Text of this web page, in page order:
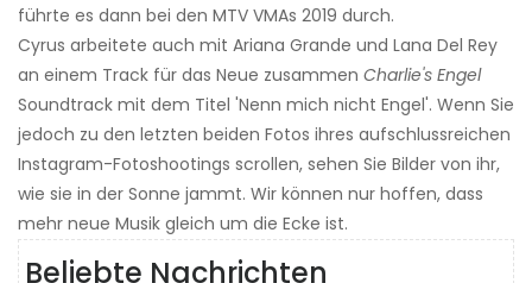
führte es dann bei den MTV VMAs 2019 durch.
Cyrus arbeitete auch mit Ariana Grande und Lana Del Rey
an einem Track für das Neue zusammen Charlie's Engel
Soundtrack mit dem Titel 'Nenn mich nicht Engel'. Wenn Sie
jedoch zu den letzten beiden Fotos ihres aufschlussreichen
Instagram-Fotoshootings scrollen, sehen Sie Bilder von ihr,
wie sie in der Sonne jammt. Wir können nur hoffen, dass
mehr neue Musik gleich um die Ecke ist.
Beliebte Nachrichten